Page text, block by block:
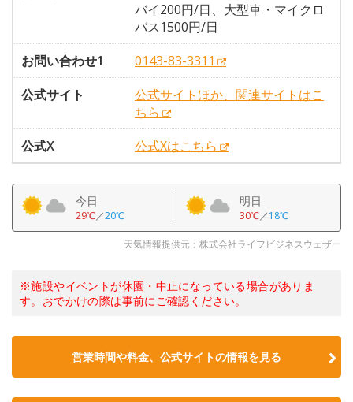
バイ200円/日、大型車・マイクロ
バス1500円/日
お問い合わせ1
0143-83-3311
公式サイト
公式サイトほか、関連サイトはこ
ちら
公式X
公式Xはこちら
今日
29℃／20℃
明日
30℃／18℃
天気情報提供元：株式会社ライフビジネスウェザー
※施設やイベントが休園・中止になっている場合がありま
す。おでかけの際は事前にご確認ください。
営業時間や料金、公式サイトの情報を見る